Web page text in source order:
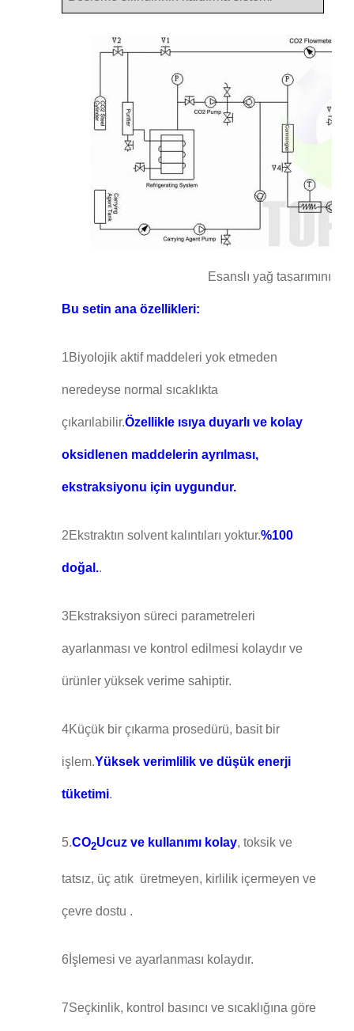
Esanslı yağ tasarımının
Bu setin ana özellikleri:
1Biyolojik aktif maddeleri yok etmeden
neredeyse normal sıcaklıkta
çıkarılabilir.Özellikle ısıya duyarlı ve kolay
oksidlenen maddelerin ayrılması,
ekstraksiyonu için uygundur.
2Ekstraktın solvent kalıntıları yoktur.%100
doğal..
3Ekstraksiyon süreci parametreleri
ayarlanması ve kontrol edilmesi kolaydır ve
ürünler yüksek verime sahiptir.
4Küçük bir çıkarma prosedürü, basit bir
işlem.Yüksek verimlilik ve düşük enerji
tüketimi.
5.CO2Ucuz ve kullanımı kolay, toksik ve
tatsız, üç atık  üretmeyen, kirlilik içermeyen ve
çevre dostu .
6İşlemesi ve ayarlanması kolaydır.
7Seçkinlik, kontrol basıncı ve sıcaklığına göre